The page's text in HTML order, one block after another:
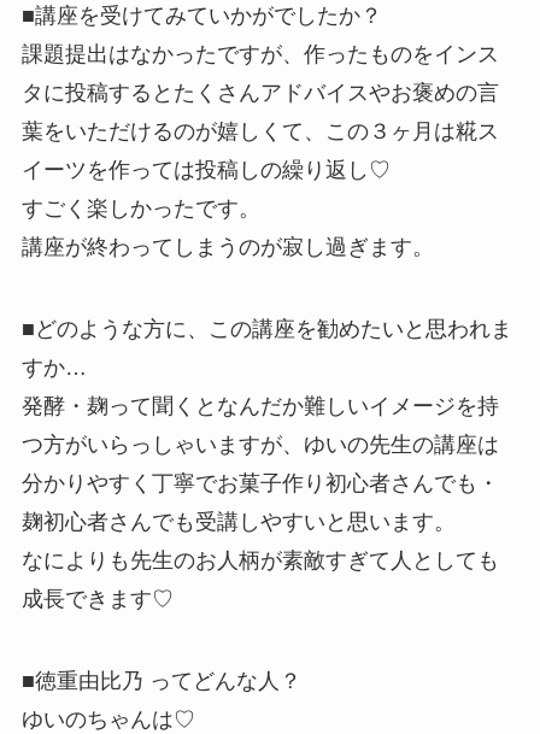
■講座を受けてみていかがでしたか？
課題提出はなかったですが、作ったものをインス
タに投稿するとた くさんアドバイスやお褒めの言
葉をいただけるのが嬉しくて、この３ヶ月は糀ス
イーツを作っては投稿しの繰り返し♡
すごく楽しかったです。
講座が終わってしまうのが寂し過ぎます。
■どのような方に、この講座を勧めたいと思われま
すか…
発酵・麹って聞くとなんだか難しいイメージを持
つ方がいらっしゃいますが、ゆいの先生の講座は
分かりやすく丁寧でお菓子作り初心者さんでも・
麹初心者さんでも受講しやすいと思います。
なによりも先生のお人柄が素敵すぎて 人としても
成長できます♡
■徳重由比乃 ってどんな人？
ゆいのちゃんは♡